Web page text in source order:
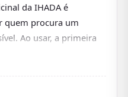
da IHADA é
quem procura um
Ao usar, a primeira
e sem parabenos,